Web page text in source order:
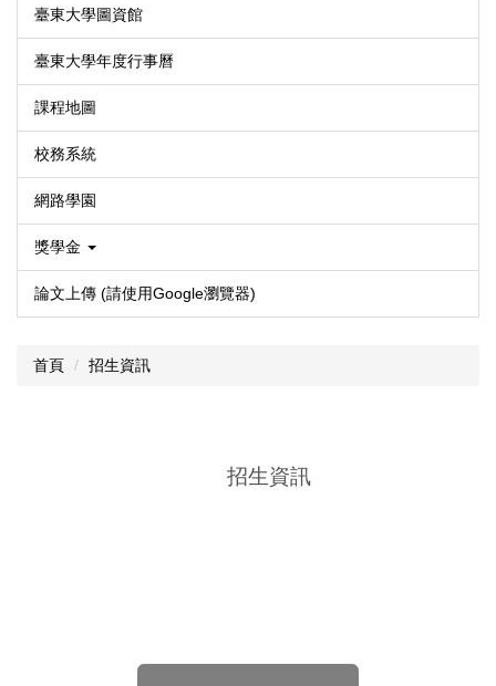
臺東大學圖資館
臺東大學年度行事曆
課程地圖
校務系統
網路學園
獎學金
論文上傳 (請使用Google瀏覽器)
首頁 招生資訊
招生資訊